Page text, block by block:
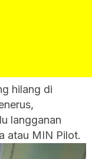
hilang di
langganan
atau MIN Pilot.